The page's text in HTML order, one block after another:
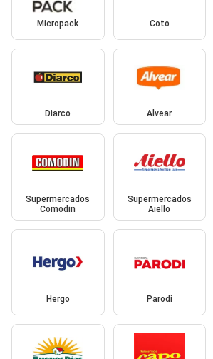
Micropack Coto
Diarco Alvear
Supermercados
Comodin
Supermercados
Aiello
Hergo Parodi